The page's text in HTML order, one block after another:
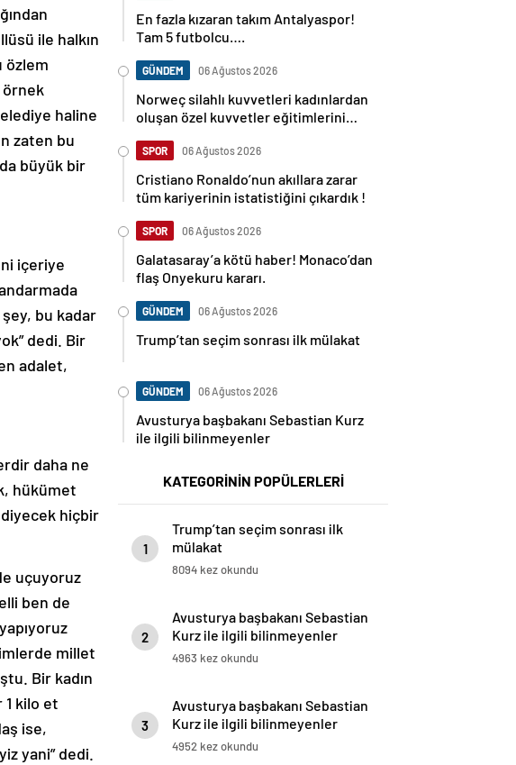
ile halkın
özlem
örnek
haline
zaten bu
büyük bir
içeriye
bu kadar
dedi. Bir
adalet,
daha ne
hükümet
hiçbir
uçuyoruz
ben de
millet
Bir kadın
kilo et
ise,
yani” dedi.
En fazla kızaran takım Antalyaspor!
Tam 5 futbolcu….
GÜNDEM 06 Ağustos 2026
Norweç silahlı kuvvetleri kadınlardan
oluşan özel kuvvetler eğitimlerini
SPOR 06 Ağustos 2026
Cristiano Ronaldo’nun akıllara zarar
tüm kariyerinin istatistiğini çıkardık !
SPOR 06 Ağustos 2026
Galatasaray’a kötü haber! Monaco’dan
flaş Onyekuru kararı.
GÜNDEM 06 Ağustos 2026
Trump’tan seçim sonrası ilk mülakat
GÜNDEM 06 Ağustos 2026
Avusturya başbakanı Sebastian Kurz
ile ilgili bilinmeyenler
KATEGORİNİN POPÜLERLERİ
1
Trump’tan seçim sonrası ilk
mülakat
8094 kez okundu
2
Avusturya başbakanı Sebastian
Kurz ile ilgili bilinmeyenler
4963 kez okundu
3
Avusturya başbakanı Sebastian
Kurz ile ilgili bilinmeyenler
4952 kez okundu